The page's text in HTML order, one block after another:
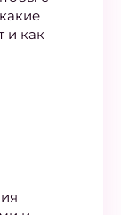
и как